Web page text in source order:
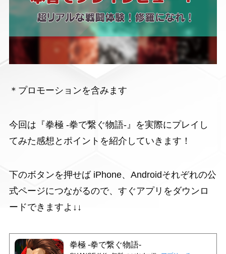
＊プロモーションを含みます
今回は『拳極 -拳で繋ぐ物語-』を実際にプレイし
てみた感想とポイントを紹介していきます！
下のボタンを押せば iPhone、Androidそれぞれの公
式ページにつながるので、すぐアプリをダウンロ
ードできますよ↓↓
拳極 -拳で繋ぐ物語-